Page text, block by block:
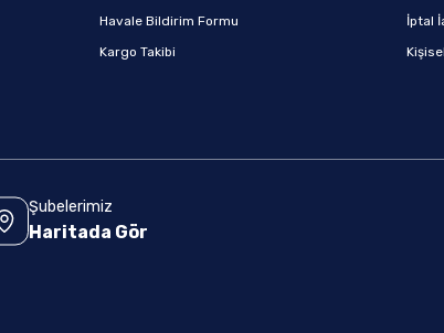
Havale Bildirim Formu
Kargo Takibi
İptal
Şubelerimiz
Haritada Gör